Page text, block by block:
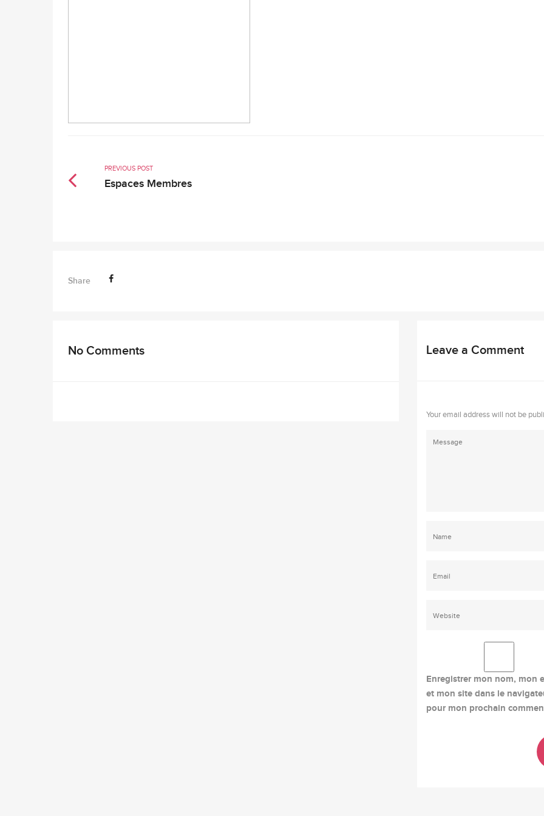
PREVIOUS POST
Espaces Membres
Share
No Comments Leave a Comment
Your email address will not be
Enregistrer mon nom, mon
et mon site dans le
pour mon prochain